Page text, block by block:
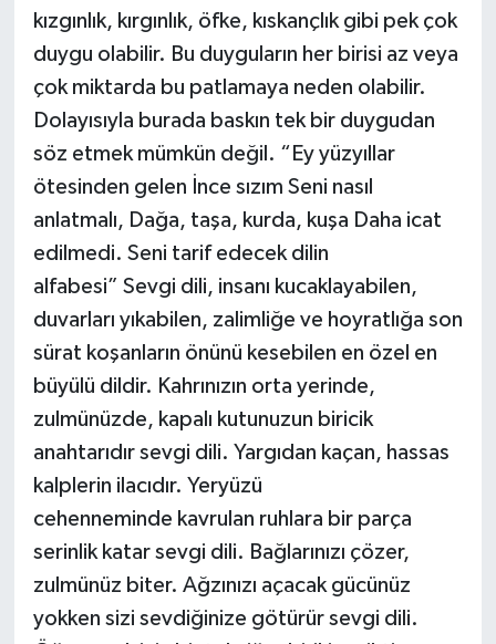
kızgınlık, kırgınlık, öfke, kıskançlık gibi pek çok
duygu olabilir. Bu duyguların her birisi az veya
çok miktarda bu patlamaya neden olabilir.
Dolayısıyla burada baskın tek bir duygudan
söz etmek mümkün değil. “Ey yüzyıllar
ötesinden gelen İnce sızım Seni nasıl
anlatmalı, Dağa, taşa, kurda, kuşa Daha icat
edilmedi. Seni tarif edecek dilin
alfabesi” Sevgi dili, insanı kucaklayabilen,
duvarları yıkabilen, zalimliğe ve hoyratlığa son
sürat koşanların önünü kesebilen en özel en
büyülü dildir. Kahrınızın orta yerinde,
zulmünüzde, kapalı kutunuzun biricik
anahtarıdır sevgi dili. Yargıdan kaçan, hassas
kalplerin ilacıdır. Yeryüzü
cehenneminde kavrulan ruhlara bir parça
serinlik katar sevgi dili. Bağlarınızı çözer,
zulmünüz biter. Ağzınızı açacak gücünüz
yokken sizi sevdiğinize götürür sevgi dili.